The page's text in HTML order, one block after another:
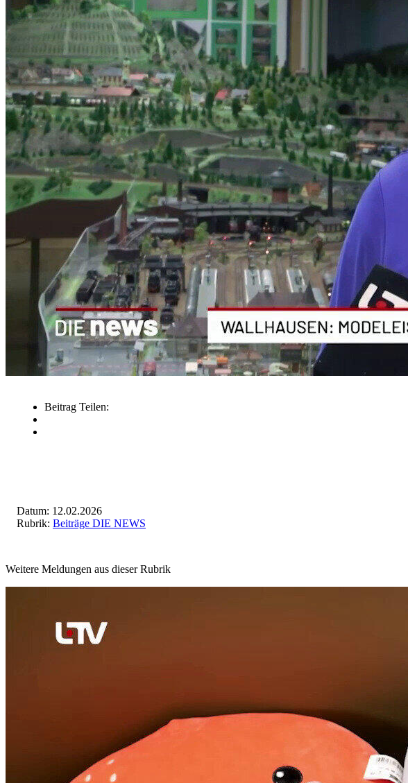
Beitrag Teilen:
Datum: 12.02.2026
Rubrik: Beiträge DIE NEWS
Weitere Meldungen aus dieser Rubrik